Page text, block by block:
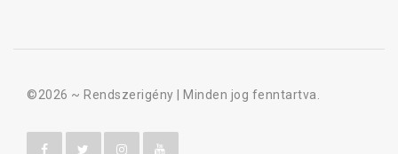
©2026 ~ Rendszerigény | Minden jog fenntartva.